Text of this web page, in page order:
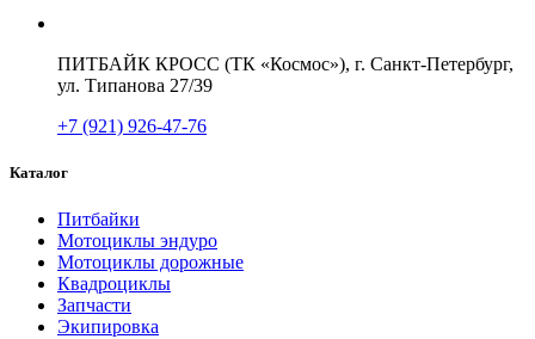
ПИТБАЙК КРОСС (ТК «Космос»), г. Санкт-Петербург,
ул. Типанова 27/39
+7 (921) 926-47-76
Каталог
Питбайки
Мотоциклы эндуро
Мотоциклы дорожные
Квадроциклы
Запчасти
Экипировка